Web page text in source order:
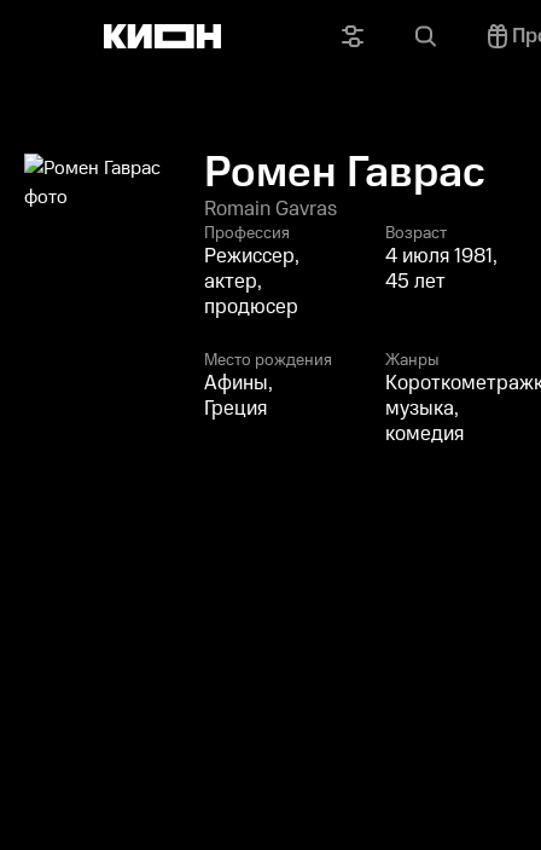
Ромен Гаврас
Romain Gavras
Профессия
Режиссер,
актер,
продюсер
Возраст
4 июля 1981,
45 лет
Место рождения
Афины,
Греция
Жанры
музыка,
комедия